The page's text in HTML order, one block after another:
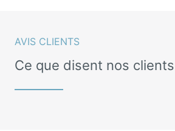
AVIS CLIENTS
Ce que disent nos clients